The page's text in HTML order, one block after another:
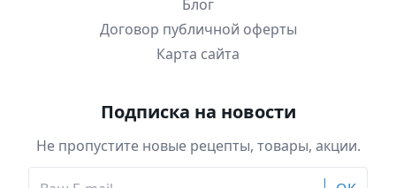
Блог
Договор публичной оферты
Карта сайта
Подписка на новости
Не пропустите новые рецепты, товары, акции.